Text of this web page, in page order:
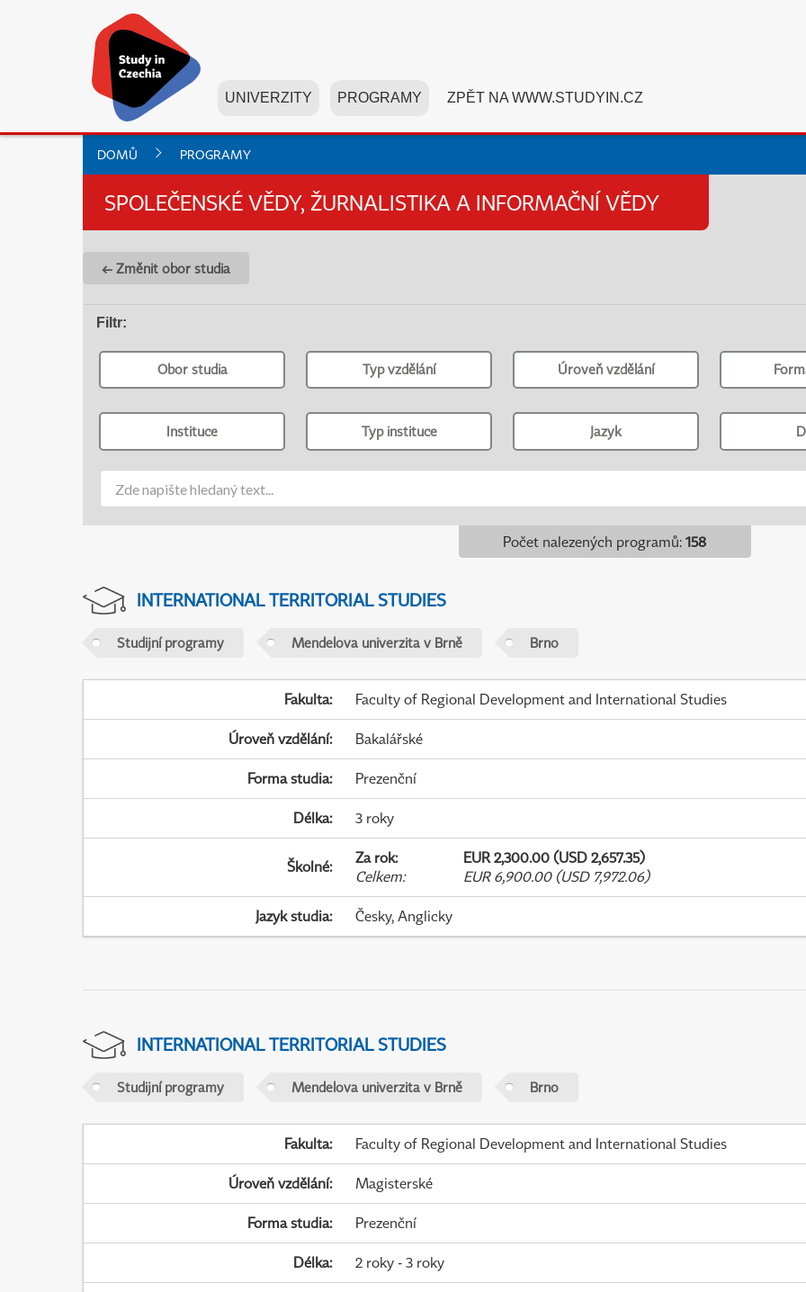
UNIVERZITY PROGRAMY ZPĚT NA WWW.STUDYIN.CZ
DOMŮ PROGRAMY
SPOLEČENSKÉ VĚDY, ŽURNALISTIKA A INFORMAČNÍ VĚDY
← Změnit obor studia
Filtr:
Obor studia Typ vzdělání Úroveň vzdělání
Instituce Typ instituce Jazyk
Počet nalezených programů: 158
INTERNATIONAL TERRITORIAL STUDIES
Studijní programy Mendelova univerzita v Brně Brno
Fakulta: Faculty of Regional Development and International Studies
Úroveň vzdělání: Bakalářské
Forma studia: Prezenční
Délka: 3 roky
Školné: Za rok:
EUR 2,300.00 (USD 2,657.35)
Celkem: EUR 6,900.00 (USD 7,972.06)
Jazyk studia: Česky, Anglicky
INTERNATIONAL TERRITORIAL STUDIES
Studijní programy Mendelova univerzita v Brně Brno
Fakulta: Faculty of Regional Development and International Studies
Úroveň vzdělání: Magisterské
Forma studia: Prezenční
Délka: 2 roky - 3 roky